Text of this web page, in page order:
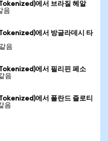
에서 브라질 헤알
음
에서 방글라데시 타
음
에서 필리핀 페소
음
에서 폴란드 즐로티
음